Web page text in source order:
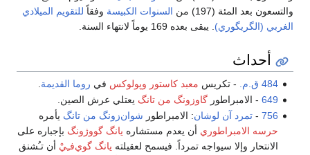
والتسعون بعد المئة (197) من
السنوات الكبيسة وفقاً للتقويم الميلادي
الغربي (الگريگوري) . يبقى بعده 169 يوماً لانتهاء السنة.
أحداث
484 ق.م. - تكريس معبد كاستور وپولوكس في روما القديمة
649 - الامبراطورگاوزونگ من تانگ يعتلي عرش الصين.
756
-تمرد آن لوشان: الامبراطور شوان‌زونگ من تانگ يأمره
حرسه الامبراطوري أن يعدم مستشاره يانگ گووژونگ بإجباره على
الانتحار وإلا سيواجه تمرداً. فيسمح لعقيلته يانگ گوي‌فـِيْ أن تـُشنق